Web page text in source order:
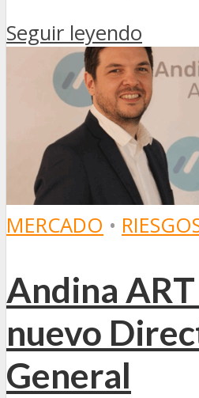
Seguir leyendo
MERCADO •
Andina
nuevo
General